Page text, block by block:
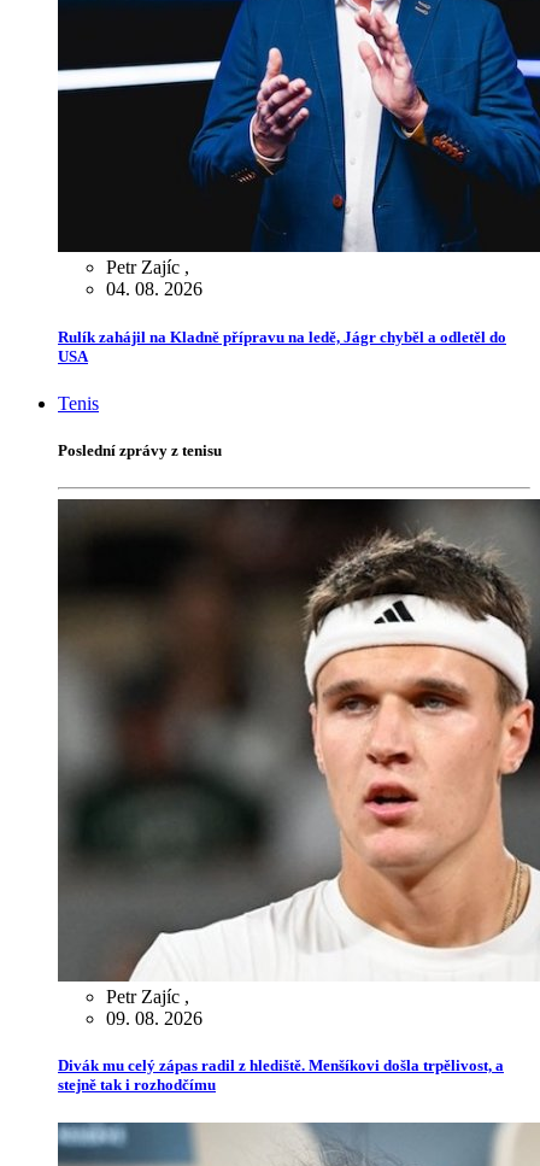
Petr Zajíc ,
04. 08. 2026
Rulík zahájil na Kladně přípravu na ledě, Jágr chyběl a odletěl do
USA
Tenis
Poslední zprávy z tenisu
Petr Zajíc ,
09. 08. 2026
Divák mu celý zápas radil z hlediště. Menšíkovi došla trpělivost, a
stejně tak i rozhodčímu